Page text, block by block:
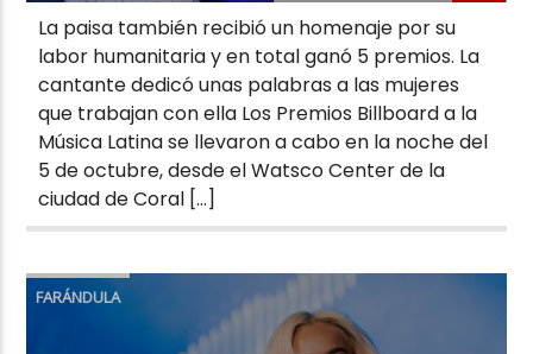
La paisa también recibió un homenaje por su
labor humanitaria y en total ganó 5 premios. La
cantante dedicó unas palabras a las mujeres
que trabajan con ella Los Premios Billboard a la
Música Latina se llevaron a cabo en la noche del
5 de octubre, desde el Watsco Center de la
ciudad de Coral […]
FARÁNDULA